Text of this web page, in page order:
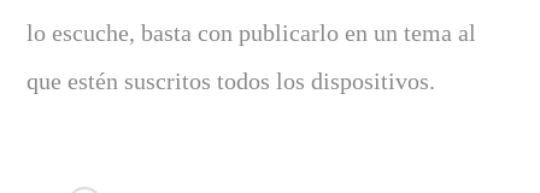
lo escuche, basta con publicarlo en un tema al
que estén suscritos todos los dispositivos.